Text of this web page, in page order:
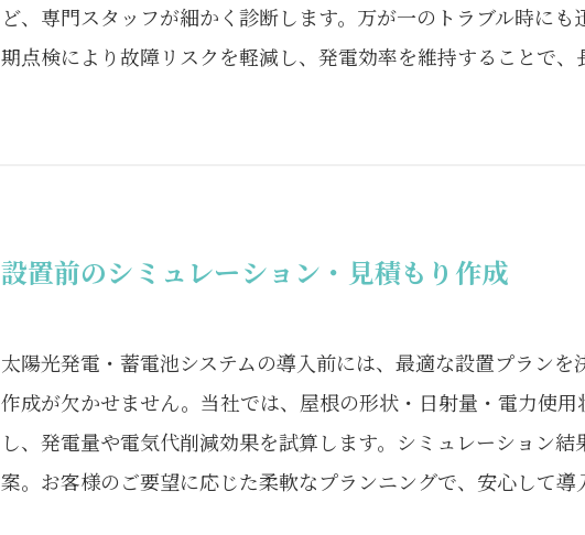
ど、専門スタッフが細かく診断します。万が一のトラブル時に
期点検により故障リスクを軽減し、発電効率を維持することで、
設置前のシミュレーション・見積もり作成
太陽光発電・蓄電池システムの導入前には、最適な設置プラン
作成が欠かせません。当社では、屋根の形状・日射量・電力使
し、発電量や電気代削減効果を試算します。シミュレーション
案。お客様のご要望に応じた柔軟なプランニングで、安心して導